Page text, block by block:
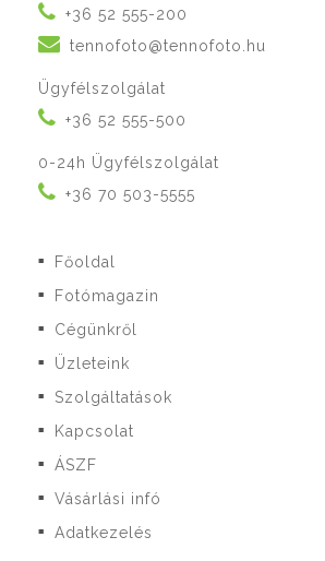
+36 52 555-200
tennofoto@tennofoto.hu
Ügyfélszolgálat
+36 52 555-500
0-24h Ügyfélszolgálat
+36 70 503-5555
■ Főoldal
■ Fotómagazin
■ Cégünkről
■ Üzleteink
■ Szolgáltatások
■ Kapcsolat
■ ÁSZF
■ Vásárlási infó
■ Adatkezelés